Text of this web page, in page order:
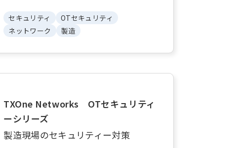
セキュリティ
OTセキュリティ
ネットワーク
製造
TXOne Networks OTセキュリティ
ーシリーズ
製造現場のセキュリティー対策